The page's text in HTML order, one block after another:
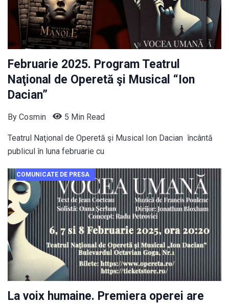
Februarie 2025. Program Teatrul
Naţional de Operetă şi Musical “Ion
Dacian”
By Cosmin 5 Min Read
Teatrul Naţional de Operetă şi Musical Ion Dacian încântă
publicul în luna februarie cu
COMUNICATE DE PRESA
La voix humaine. Premiera operei are